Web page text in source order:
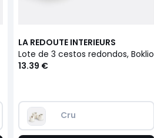
LA REDOUTE INTERIEURS
Lote de 3 cestos redondos, Boklio
13.39 €
Cru